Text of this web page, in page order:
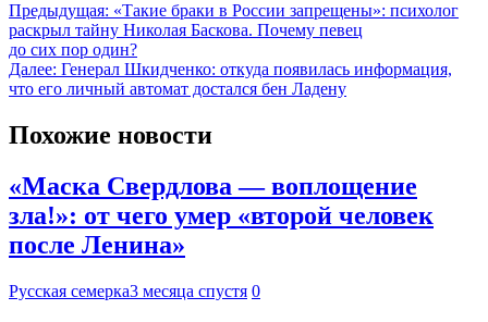
Предыдущая: «Такие браки в России запрещены»: психолог
раскрыл тайну Николая Баскова. Почему певец
до сих пор один?
Далее: Генерал Шкидченко: откуда появилась информация,
что его личный автомат достался бен Ладену
Похожие новости
«Маска Свердлова — воплощение
зла!»: от чего умер «второй человек
после Ленина»
Русская семерка3 месяца спустя 0